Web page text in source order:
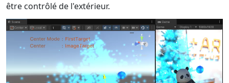
être contrôlé de l'extérieur.